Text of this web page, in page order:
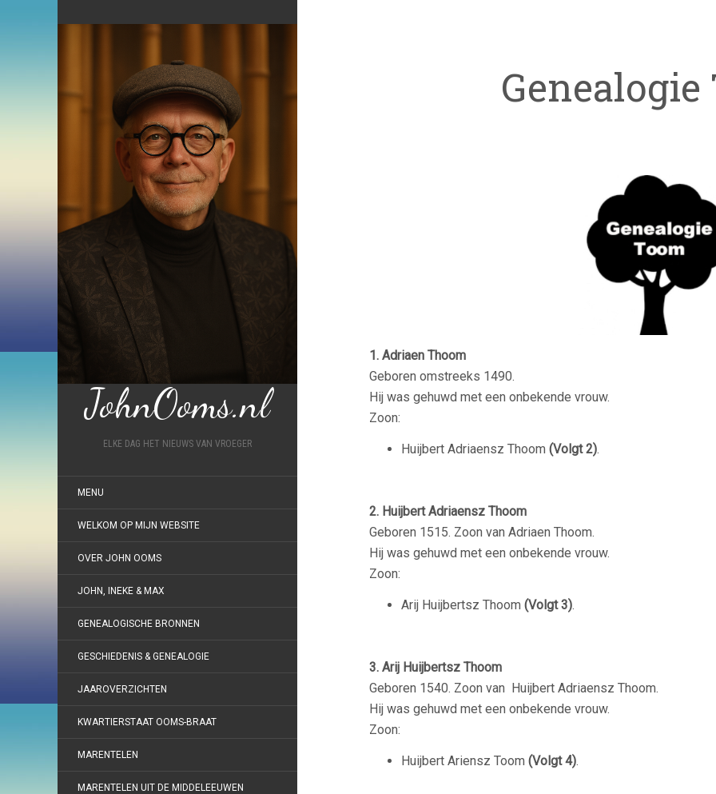
JohnOoms.nl
ELKE DAG HET NIEUWS VAN VROEGER
MENU
WELKOM OP MIJN WEBSITE
OVER JOHN OOMS
JOHN, INEKE & MAX
GENEALOGISCHE BRONNEN
GESCHIEDENIS & GENEALOGIE
JAAROVERZICHTEN
KWARTIERSTAAT OOMS-BRAAT
MARENTELEN
MARENTELEN UIT DE MIDDELEEUWEN
Genealogie
1. Adriaen Thoom
Geboren omstreeks 1490.
Hij was gehuwd met een onbekende vrouw.
Zoon:
Huijbert Adriaensz Thoom (Volgt 2).
2. Huijbert Adriaensz Thoom
Geboren 1515. Zoon van Adriaen Thoom.
Hij was gehuwd met een onbekende vrouw.
Zoon:
Arij Huijbertsz Thoom (Volgt 3).
3. Arij Huijbertsz Thoom
Geboren 1540. Zoon van Huijbert Adriaensz Thoom.
Hij was gehuwd met een onbekende vrouw.
Zoon:
Huijbert Ariensz Toom (Volgt 4).